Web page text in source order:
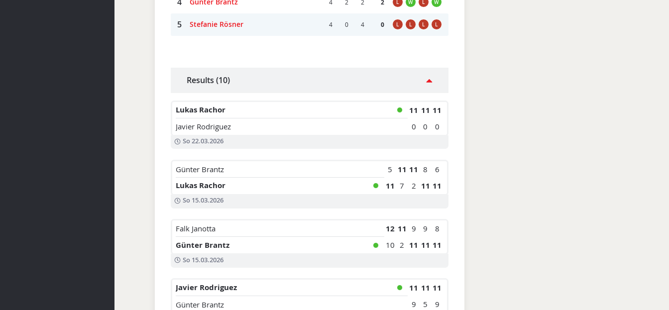
Günter Brantz 4 2 2 2 L W L W
5 Stefanie Rösner 4 0 4 0 L L L L
Results (10)
Lukas Rachor
Javier Rodriguez
11
0
11
0
11
0
So 22.03.2026
Günter Brantz
Lukas Rachor
5
11
11
7
11
2
8
11
6
11
So 15.03.2026
Falk Janotta
Günter Brantz
12
10
11
2
9
11
9
11
8
11
So 15.03.2026
Javier Rodriguez
Günter Brantz
11
9
11
5
11
9